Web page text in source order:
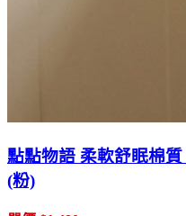
點點物語 柔軟舒眠棉
(粉)